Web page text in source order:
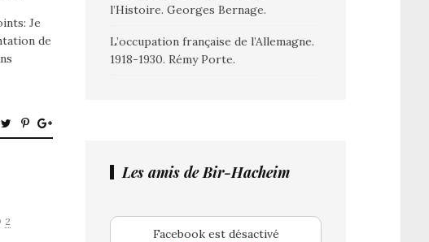
Je
de
2
l’Histoire. Georges Bernage.
L’occupation française de l’Allemagne.
1918-1930. Rémy Porte.
Les amis de Bir-Hacheim
Facebook est désactivé